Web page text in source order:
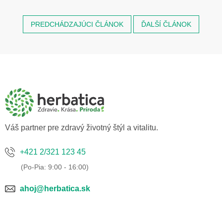
PREDCHÁDZAJÚCI ČLÁNOK ĎALŠÍ ČLÁNOK
Váš partner pre zdravý životný štýl a vitalitu.
+421 2/321 123 45
ahoj@herbatica.sk